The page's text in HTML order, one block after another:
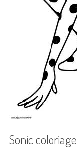
Sonic coloriage